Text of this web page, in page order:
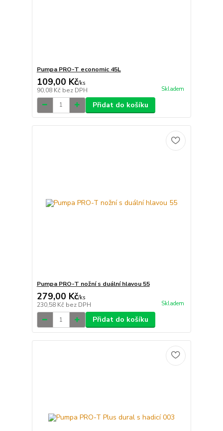
Pumpa PRO-T economic 45L
109,00 Kč/ks
90,08 Kč bez DPH Skladem
Přidat do košíku
Pumpa PRO-T nožní s duální hlavou 55
279,00 Kč/ks
230,58 Kč bez DPH Skladem
Přidat do košíku